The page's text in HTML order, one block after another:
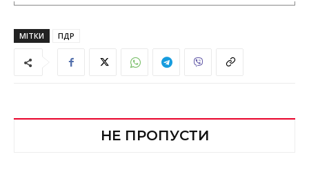
МІТКИ ПДР
НЕ ПРОПУСТИ